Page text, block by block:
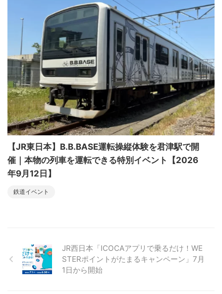
【JR東日本】B.B.BASE運転操縦体験を君津駅で開
催｜本物の列車を運転できる特別イベント【2026
年9月12日】
鉄道イベント
JR西日本「ICOCAアプリで乗るだけ！WE
STERポイントがたまるキャンペーン」7月
1日から開始